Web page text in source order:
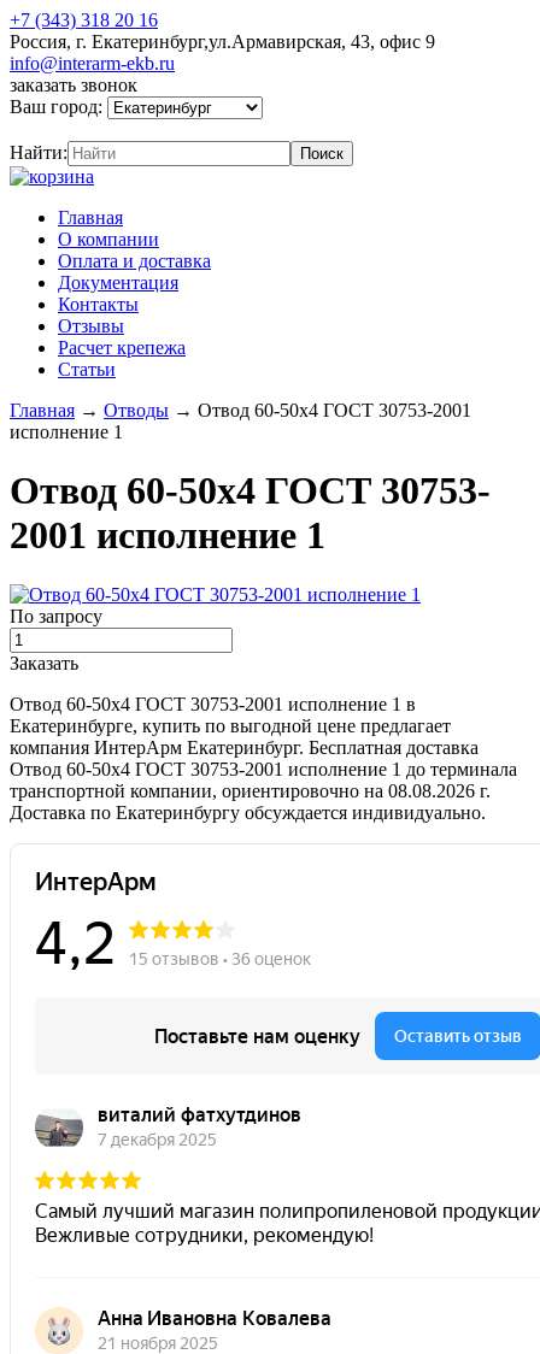
+7 (343) 318 20 16
Россия, г. Екатеринбург,ул.Армавирская, 43, офис 9
info@interarm-ekb.ru
заказать звонок
Ваш город:
Найти:
Главная
О компании
Оплата и доставка
Документация
Контакты
Отзывы
Расчет крепежа
Статьи
Главная → Отводы → Отвод 60-50х4 ГОСТ 30753-2001
исполнение 1
Отвод 60-50х4 ГОСТ 30753-
2001 исполнение 1
По запросу
Заказать
Отвод 60-50х4 ГОСТ 30753-2001 исполнение 1 в
Екатеринбурге, купить по выгодной цене предлагает
компания ИнтерАрм Екатеринбург. Бесплатная доставка
Отвод 60-50х4 ГОСТ 30753-2001 исполнение 1 до терминала
транспортной компании, ориентировочно на 08.08.2026 г.
Доставка по Екатеринбургу обсуждается индивидуально.